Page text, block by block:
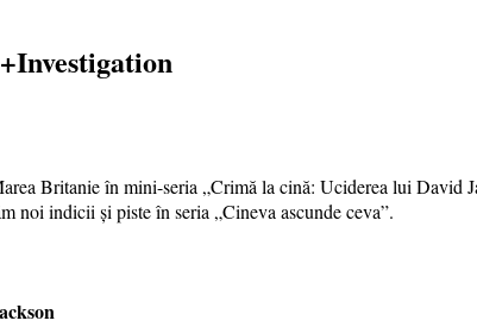
Britanie în mini-seria „Crimă la cină: Uciderea lui David
noi indicii și piste în seria „Cineva ascunde ceva”.